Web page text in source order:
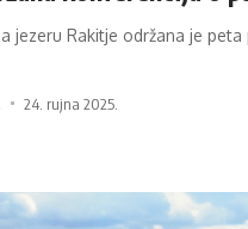
jezeru Rakitje održana je peta
24. rujna 2025.